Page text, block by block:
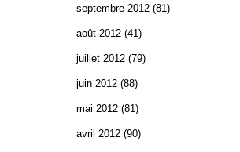
septembre 2012 (81)
août 2012 (41)
juillet 2012 (79)
juin 2012 (88)
mai 2012 (81)
avril 2012 (90)